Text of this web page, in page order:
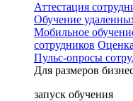
Аттестация
Обучение
Мобильное
сотрудников
Пульс-опросы
Для размеров
запуск обучения